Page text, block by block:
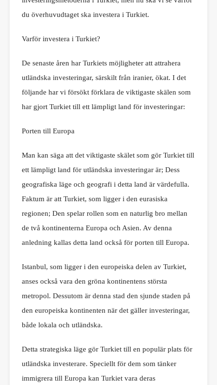
du överhuvudtaget ska investera i Turkiet.
Varför investera i Turkiet?
De senaste åren har Turkiets möjligheter att attrahera
utländska investeringar, särskilt från iranier, ökat. I det
följande har vi försökt förklara de viktigaste skälen som
har gjort Turkiet till ett lämpligt land för investeringar:
Porten till Europa
Man kan säga att det viktigaste skälet som gör Turkiet till
ett lämpligt land för utländska investeringar är; Dess
geografiska läge och geografi i detta land är värdefulla.
Faktum är att Turkiet, som ligger i den eurasiska
regionen; Den spelar rollen som en naturlig bro mellan
de två kontinenterna Europa och Asien. Av denna
anledning kallas detta land också för porten till Europa.
Istanbul, som ligger i den europeiska delen av Turkiet,
anses också vara den gröna kontinentens största
metropol. Dessutom är denna stad den sjunde staden på
den europeiska kontinenten när det gäller investeringar,
både lokala och utländska.
Detta strategiska läge gör Turkiet till en populär plats för
utländska investerare. Speciellt för dem som tänker
immigrera till Europa kan Turkiet vara deras